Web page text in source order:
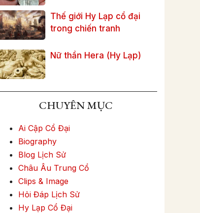
Thế giới Hy Lạp cổ đại
trong chiến tranh
Nữ thần Hera (Hy Lạp)
CHUYÊN MỤC
Ai Cập Cổ Đại
Biography
Blog Lịch Sử
Châu Âu Trung Cổ
Clips & Image
Hỏi Đáp Lịch Sử
Hy Lạp Cổ Đại